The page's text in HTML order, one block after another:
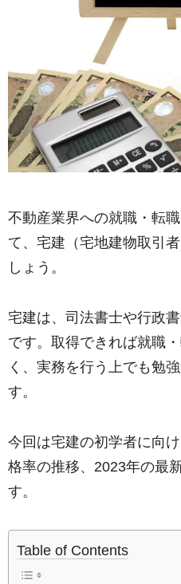
不動産業界への就職・転
て、宅建（宅地建物取引
しょう。
宅建は、司法書士や行政
です。取得できれば就職
く、実務を行う上でも勉
す。
今回は宅建の初学者に向
格率の推移、2023年の最
す。
Table of Contents